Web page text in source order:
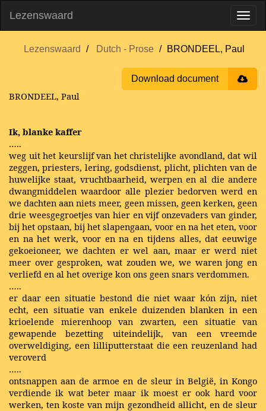
Lezenswaard
Lezenswaard Dutch - Prose BRONDEEL, Paul
Download document
BRONDEEL, Paul
Ik, blanke kaffer
…..
weg uit het keurslijf van het christelijke avondland, dat wil
zeggen, priesters, lering, godsdienst, plicht, plichten van de
huwelijke staat, vruchtbaarheid, werpen en al die andere
dwangmiddelen waardoor alle plezier bedorven werd en
we dachten aan niets meer, geen missen, geen kerken, geen
drie weesgegroetjes van hier en vijf onzevaders van ginder,
bij het opstaan, bij het slapengaan, voor en na het eten, voor
en na het werk, voor en na en tijdens alles, dat eeuwige
gekoeioneer, we dachten er wel aan, maar er werd niet
meer over gesproken, wat zouden we, we waren jong en
verliefd en al het overige kon ons geen snars verdommen.
…..
er daar een situatie bestond die niet waar kón zijn, niet
echt, een situatie van enkele duizenden blanken in een
krioelende mierenhoop van zwarten, een situatie van
gewapende bezetting uiteindelijk, van een vreemde
overweldiging, een lilliputterstaat die een reuzenland had
veroverd
…..
ontsnappen aan de armoe en de sleur in België, in Kongo
verdiende ik wat beter maar ik moest er ook hard voor
werken, ten koste van mijn gezondheid allicht, en de sleur